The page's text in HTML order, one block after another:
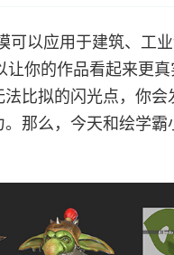
可以应用于建筑、工业
让你的作品看起来更
比拟的闪光点，你会
那么，今天和绘学霸